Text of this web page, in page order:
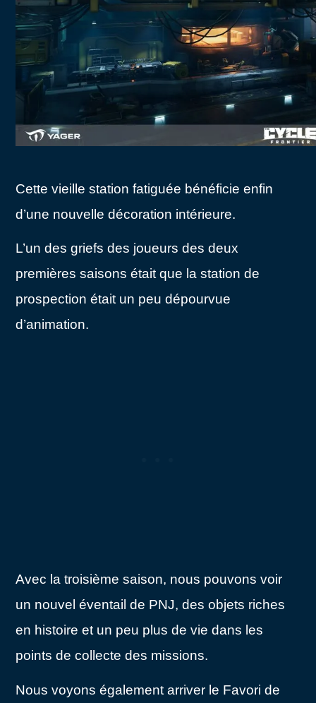
Cette vieille station fatiguée bénéficie enfin
d’une nouvelle décoration intérieure.
L’un des griefs des joueurs des deux
premières saisons était que la station de
prospection était un peu dépourvue
d’animation.
Avec la troisième saison, nous pouvons voir
un nouvel éventail de PNJ, des objets riches
en histoire et un peu plus de vie dans les
points de collecte des missions.
Nous voyons également arriver le Favori de